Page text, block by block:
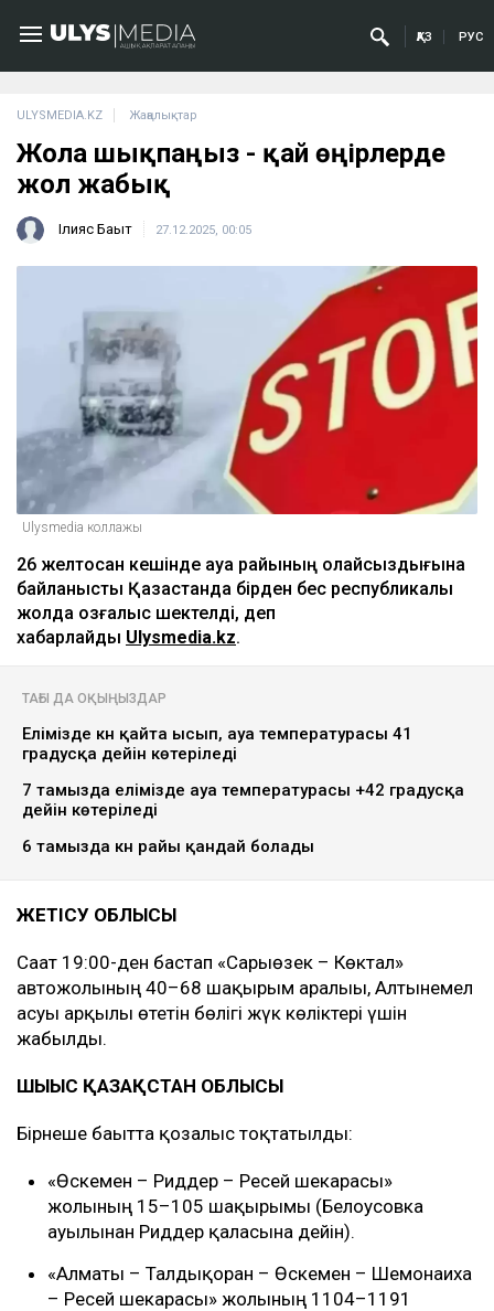
ҚАЗ РУС
ULYSMEDIA.KZ Жаңалықтар
Жолға шықпаңыз - қай өңірлерде
жол жабық
Ілияс Бақыт 27.12.2025, 00:05
Ulysmedia коллажы
26 желтоқсан кешінде ауа райының қолайсыздығына
байланысты Қазақстанда бірден бес республикалық
жолда қозғалыс шектелді, деп
хабарлайды Ulysmedia.kz.
ТАҒЫ ДА ОҚЫҢЫЗДАР
Елімізде күн қайта ысып, ауа температурасы 41
градусқа дейін көтеріледі
7 тамызда елімізде ауа температурасы +42 градусқа
дейін көтеріледі
6 тамызда күн райы қандай болады
ЖЕТІСУ ОБЛЫСЫ
Сағат 19:00-ден бастап «Сарыөзек – Көктал»
автожолының 40–68 шақырым аралығы, Алтынемел
асуы арқылы өтетін бөлігі жүк көліктері үшін
жабылды.
ШЫҒЫС ҚАЗАҚСТАН ОБЛЫСЫ
Бірнеше бағытта қозғалыс тоқтатылды:
«Өскемен – Риддер – Ресей шекарасы»
жолының 15–105 шақырымы (Белоусовка
ауылынан Риддер қаласына дейін).
«Алматы – Талдықорған – Өскемен – Шемонаиха
– Ресей шекарасы» жолының 1104–1191